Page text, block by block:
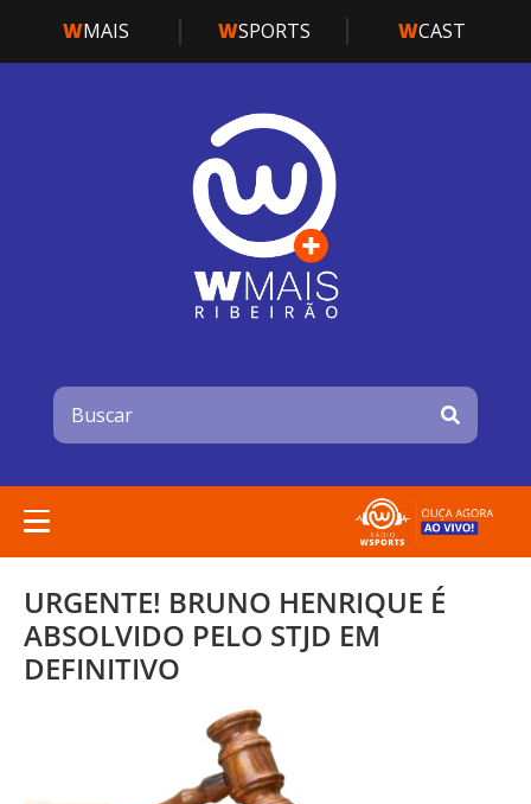
WMAIS WSPORTS WCAST
URGENTE! BRUNO HENRIQUE É
ABSOLVIDO PELO STJD EM
DEFINITIVO